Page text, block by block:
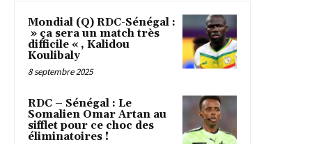
Mondial (Q) RDC-Sénégal :
» ça sera un match très
difficile « , Kalidou
Koulibaly
8 septembre 2025
RDC – Sénégal : Le
Somalien Omar Artan au
sifflet pour ce choc des
éliminatoires !